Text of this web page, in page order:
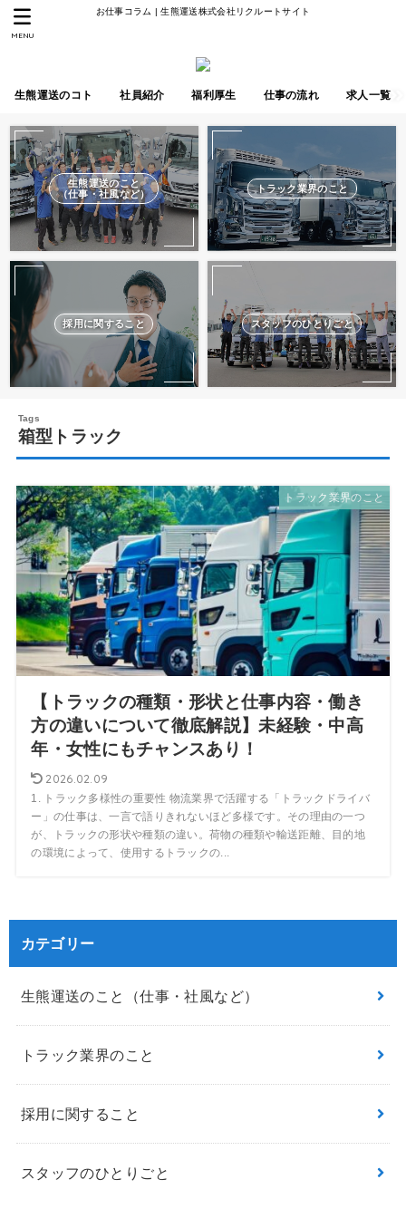
お仕事コラム | 生熊運送株式会社リクルートサイト
生熊運送のコト 社員紹介 福利厚生 仕事の流れ 求人一覧
MENU
生熊運送のこと
（仕事・社風など）
トラック業界のこと
採用に関すること スタッフのひとりごと
箱型トラック
トラック業界のこと
【トラックの種類・形状と仕事内容・働き
方の違いについて徹底解説】未経験・中高
年・女性にもチャンスあり！
2026.02.09
1. トラック多様性の重要性 物流業界で活躍する「トラックドライバ
ー」の仕事は、一言で語りきれないほど多様です。その理由の一つ
が、トラックの形状や種類の違い。荷物の種類や輸送距離、目的地
の環境によって、使用するトラックの...
カテゴリー
生熊運送のこと（仕事・社風など）
トラック業界のこと
採用に関すること
スタッフのひとりごと